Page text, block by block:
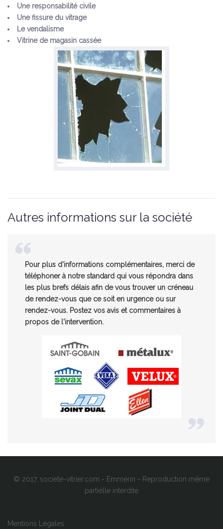
Une responsabilité civile
Une fissure du vitrage
Le vendalisme
Vitrine de magasin cassée
Autres informations sur la société
Pour plus d'informations complémentaires, merci de
téléphoner à notre standard qui vous répondra dans
les plus brefs délais afin de vous trouver un créneau
de rendez-vous que ce soit en urgence ou sur
rendez-vous. Postez vos avis et commentaires à
propos de l'intervention.
© 2017. societe-vitrier.com - Emmerin - Reproduction même
partielle interdite
Mentions Légales